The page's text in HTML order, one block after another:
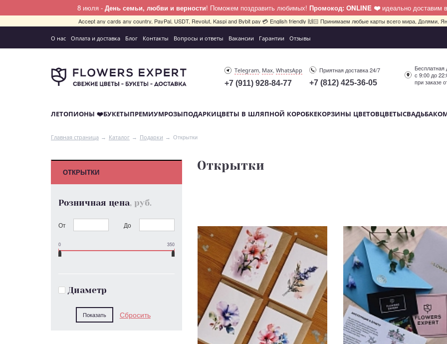
8 июля - День семьи, любви и верности! Поможем поздравить любимых! Промокод: ONLINE ❤️ идеально
Accept any cards any country, PayPal, USDT, Revolut, Kaspi and Bybit pay 💳 English friendly 🙌🏻 Принимаем любые карты всего мира, Долями,
О нас Оплата и доставка Блог Контакты Вопросы и ответы Вакансии Гарантии Отзывы
Telegram, Max,WhatsApp
+7 (911) 928-84-77
Приятная доставка 24/7
+7 (812) 425-36-05
Бесплатная
с 9:00 до
при заказе
ЛЕТОПИОНЫ ❤️БУКЕТЫПРЕМИУМРОЗЫПОДАРКИЦВЕТЫ В ШЛЯПНОЙ КОРОБКЕКОРЗИНЫ ЦВЕТОВЦВЕТЫСВАДЬБА
Главная страница Каталог Подарки Открытки
ОТКРЫТКИ
Розничная цена, руб.
От До
0 350
Диаметр
Открытки